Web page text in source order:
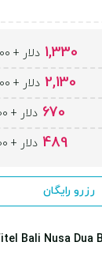
1,330 دلار + 133.000.000 تومان
2,130 دلار + 133.000.000 تومان
670 دلار + 126.000.000 تومان
489 دلار + 126.000.000 تومان
رزرو رایگان
Bali Nusa Dua